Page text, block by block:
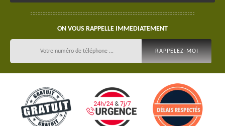
ON VOUS RAPPELLE IMMEDIATEMENT